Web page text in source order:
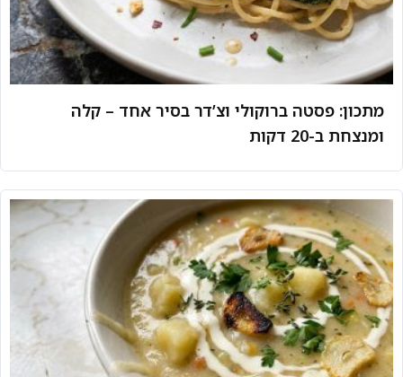
מתכון: פסטה ברוקולי וצ’דר בסיר אחד – קלה
ומנצחת ב-20 דקות